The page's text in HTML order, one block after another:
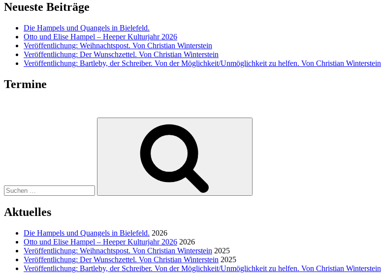
Neueste Beiträge
Die Hampels und Quangels in Bielefeld.
Otto und Elise Hampel – Heeper Kulturjahr 2026
Veröffentlichung: Weihnachtspost. Von Christian Winterstein
Veröffentlichung: Der Wunschzettel. Von Christian Winterstein
Veröffentlichung: Bartleby, der Schreiber. Von der Möglichkeit/Unmöglichkeit zu helfen. Von Christian Winterstein
Termine
Aktuelles
Die Hampels und Quangels in Bielefeld. 2026
Otto und Elise Hampel – Heeper Kulturjahr 2026 2026
Veröffentlichung: Weihnachtspost. Von Christian Winterstein 2025
Veröffentlichung: Der Wunschzettel. Von Christian Winterstein 2025
Veröffentlichung: Bartleby, der Schreiber. Von der Möglichkeit/Unmöglichkeit zu helfen. Von Christian Winterstein